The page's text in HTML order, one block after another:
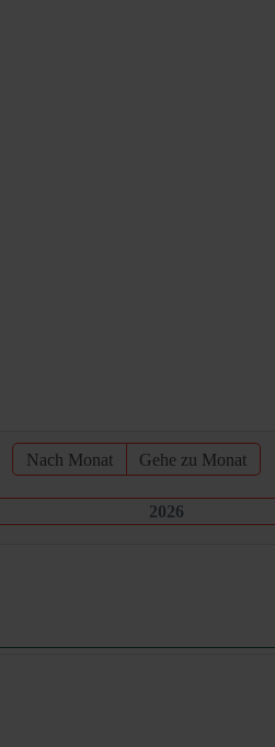
Nach Monat Gehe zu Monat
2026